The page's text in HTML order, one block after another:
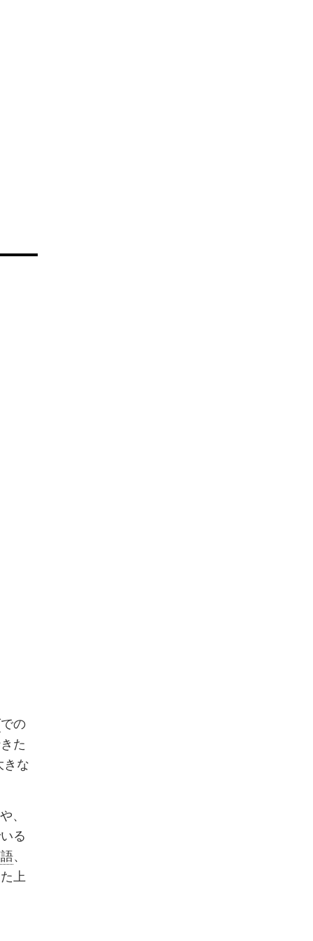
での
た
きな
、
る
、
上